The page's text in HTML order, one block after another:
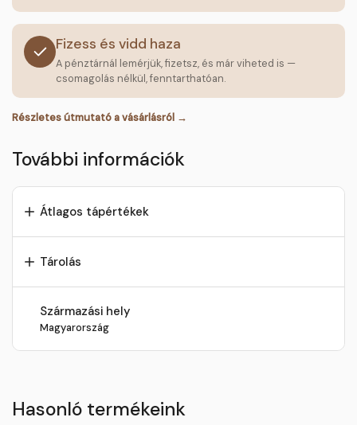
Fizess és vidd haza
A pénztárnál lemérjük, fizetsz, és már viheted is —
csomagolás nélkül, fenntarthatóan.
Részletes útmutató a vásárlásról →
További információk
Átlagos tápértékek
Tárolás
Származási hely
Magyarország
Hasonló termékeink